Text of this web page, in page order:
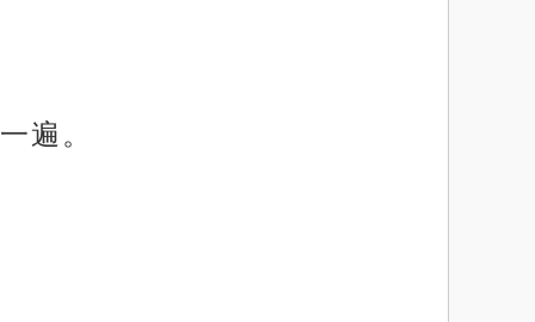
遍。